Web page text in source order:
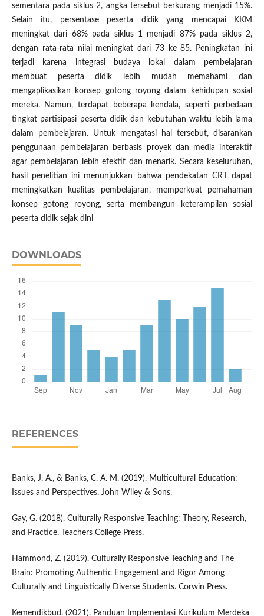
sementara pada siklus 2, angka tersebut berkurang menjadi 15%.
Selain itu, persentase peserta didik yang mencapai KKM
meningkat dari 68% pada siklus 1 menjadi 87% pada siklus 2,
dengan rata-rata nilai meningkat dari 73 ke 85. Peningkatan ini
terjadi karena integrasi budaya lokal dalam pembelajaran
membuat peserta didik lebih mudah memahami dan
mengaplikasikan konsep gotong royong dalam kehidupan sosial
mereka. Namun, terdapat beberapa kendala, seperti perbedaan
tingkat partisipasi peserta didik dan kebutuhan waktu lebih lama
dalam pembelajaran. Untuk mengatasi hal tersebut, disarankan
penggunaan pembelajaran berbasis proyek dan media interaktif
agar pembelajaran lebih efektif dan menarik. Secara keseluruhan,
hasil penelitian ini menunjukkan bahwa pendekatan CRT dapat
meningkatkan kualitas pembelajaran, memperkuat pemahaman
konsep gotong royong, serta membangun keterampilan sosial
peserta didik sejak dini
DOWNLOADS
REFERENCES
Banks, J. A., & Banks, C. A. M. (2019). Multicultural Education:
Issues and Perspectives. John Wiley & Sons.
Gay, G. (2018). Culturally Responsive Teaching: Theory, Research,
and Practice. Teachers College Press.
Hammond, Z. (2019). Culturally Responsive Teaching and The
Brain: Promoting Authentic Engagement and Rigor Among
Culturally and Linguistically Diverse Students. Corwin Press.
Kemendikbud. (2021). Panduan Implementasi Kurikulum Merdeka